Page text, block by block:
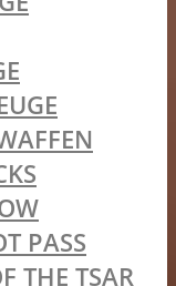
PASS
THE TSAR